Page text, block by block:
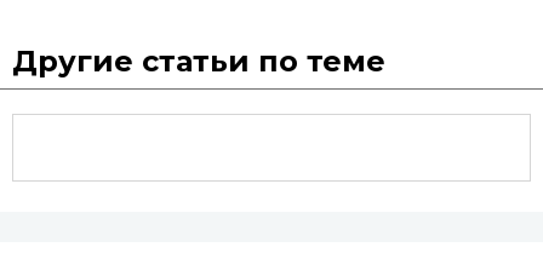
Другие статьи по теме